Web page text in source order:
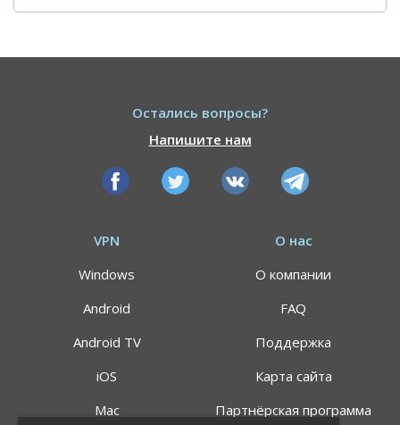
Остались вопросы?
Напишите нам
VPN
Windows
Android
Android TV
iOS
Mac
О нас
О компании
FAQ
Поддержка
Карта сайта
Партнёрская программа